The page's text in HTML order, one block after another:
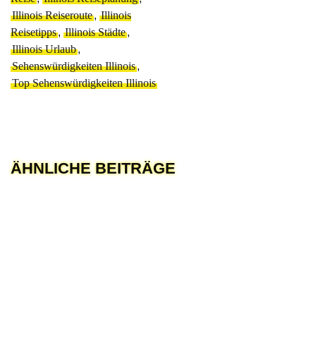
Illinois Reiseroute, Illinois
Reisetipps, Illinois Städte,
Illinois Urlaub,
Sehenswürdigkeiten Illinois,
Top Sehenswürdigkeiten Illinois
ÄHNLICHE BEITRÄGE